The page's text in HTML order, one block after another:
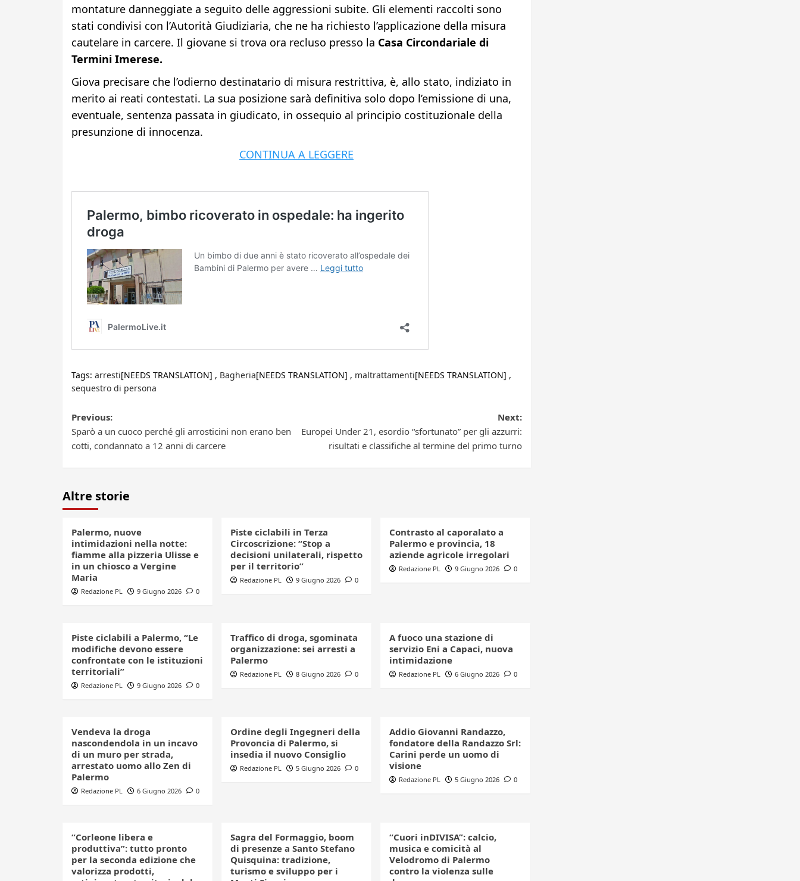
montature danneggiate a seguito delle aggressioni subite. Gli elementi raccolti sono
stati condivisi con l’Autorità Giudiziaria, che ne ha richiesto l’applicazione della misura
cautelare in carcere. Il giovane si trova ora recluso presso la Casa Circondariale di
Termini Imerese.
Giova precisare che l’odierno destinatario di misura restrittiva, è, allo stato, indiziato in
merito ai reati contestati. La sua posizione sarà definitiva solo dopo l’emissione di una,
eventuale, sentenza passata in giudicato, in ossequio al principio costituzionale della
presunzione di innocenza.
CONTINUA A LEGGERE
Tags: arresti[NEEDS TRANSLATION] , Bagheria[NEEDS TRANSLATION] , maltrattamenti[NEEDS TRANSLATION] ,
sequestro di persona
Post
navigation
Previous:
Sparò a un cuoco perché gli arrosticini non erano ben
cotti, condannato a 12 anni di carcere
Next:
Europei Under 21, esordio “sfortunato” per gli azzurri:
risultati e classifiche al termine del primo turno
Altre storie
Palermo, nuove
intimidazioni nella notte:
fiamme alla pizzeria Ulisse e
in un chiosco a Vergine
Maria
Redazione PL 9 Giugno 2026 0
Piste ciclabili in Terza
Circoscrizione: “Stop a
decisioni unilaterali, rispetto
per il territorio”
Redazione PL 9 Giugno 2026 0
Contrasto al caporalato a
Palermo e provincia, 18
aziende agricole irregolari
Redazione PL 9 Giugno 2026 0
Piste ciclabili a Palermo, “Le
modifiche devono essere
confrontate con le istituzioni
territoriali”
Redazione PL 9 Giugno 2026 0
Traffico di droga, sgominata
organizzazione: sei arresti a
Palermo
Redazione PL 8 Giugno 2026 0
A fuoco una stazione di
servizio Eni a Capaci, nuova
intimidazione
Redazione PL 6 Giugno 2026 0
Vendeva la droga
nascondendola in un incavo
di un muro per strada,
arrestato uomo allo Zen di
Palermo
Redazione PL 6 Giugno 2026 0
Ordine degli Ingegneri della
Provoncia di Palermo, si
insedia il nuovo Consiglio
Redazione PL 5 Giugno 2026 0
Addio Giovanni Randazzo,
fondatore della Randazzo Srl:
Carini perde un uomo di
visione
Redazione PL 5 Giugno 2026 0
“Corleone libera e
produttiva”: tutto pronto
per la seconda edizione che
valorizza prodotti,
Sagra del Formaggio, boom
di presenze a Santo Stefano
Quisquina: tradizione,
turismo e sviluppo per i
“Cuori inDIVISA”: calcio,
musica e comicità al
Velodromo di Palermo
contro la violenza sulle